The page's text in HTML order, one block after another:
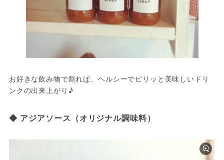
お好きな飲み物で割れば、ヘルシーでピリッと美味しいドリ
ンクの出来上がり♪
◆ アジアソース（オリジナル調味料）